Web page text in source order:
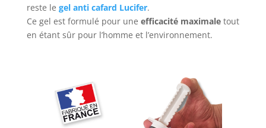
reste le gel anti cafard Lucifer.
Ce gel est formulé pour une efficacité maximaletout
en étant sûr pour l’homme et l’environnement.